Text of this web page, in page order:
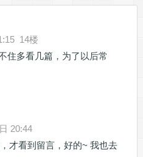
14楼
住多看几篇，为了以后常
20:44
才看到留言，好的~ 我也去